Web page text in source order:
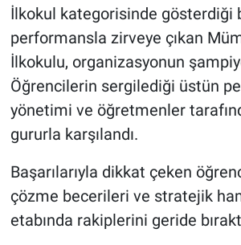
İlkokul kategorisinde gösterdiği
performansla zirveye çıkan
İlkokulu, organizasyonun
Öğrencilerin sergilediği üstün
yönetimi ve öğretmenler
gururla karşılandı.
Başarılarıyla dikkat çeken
çözme becerileri ve stratejik
etabında rakiplerini geride